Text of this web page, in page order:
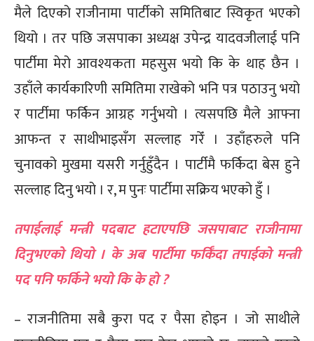
मैले दिएको राजीनामा पार्टीको समितिबाट स्विकृत भएको
थियो । तर पछि जसपाका अध्यक्ष उपेन्द्र यादवजीलाई पनि
पार्टीमा मेरो आवश्यकता महसुस भयो कि के थाह छैन ।
उहाँले कार्यकारिणी समितिमा राखेको भनि पत्र पठाउनु भयो
र पार्टीमा फर्किन आग्रह गर्नुभयो । त्यसपछि मैले आफ्ना
आफन्त र साथीभाइसँग सल्लाह गरेँ । उहाँहरुले पनि
चुनावको मुखमा यसरी गर्नुहुँदैन । पार्टीमै फर्किदा बेस हुने
सल्लाह दिनु भयो । र, म पुनः पार्टीमा सक्रिय भएको हुँ ।
तपाईलाई मन्त्री पदबाट हटाएपछि जसपाबाट राजीनामा
दिनुभएको थियो । के अब पार्टीमा फर्किँदा तपाईको मन्त्री
पद पनि फर्किने भयो कि के हो ?
– राजनीतिमा सबै कुरा पद र पैसा होइन । जो साथीले